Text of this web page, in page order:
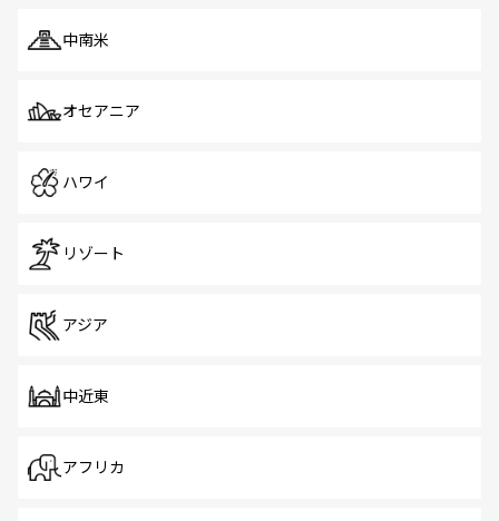
中南米
オセアニア
ハワイ
リゾート
アジア
中近東
アフリカ